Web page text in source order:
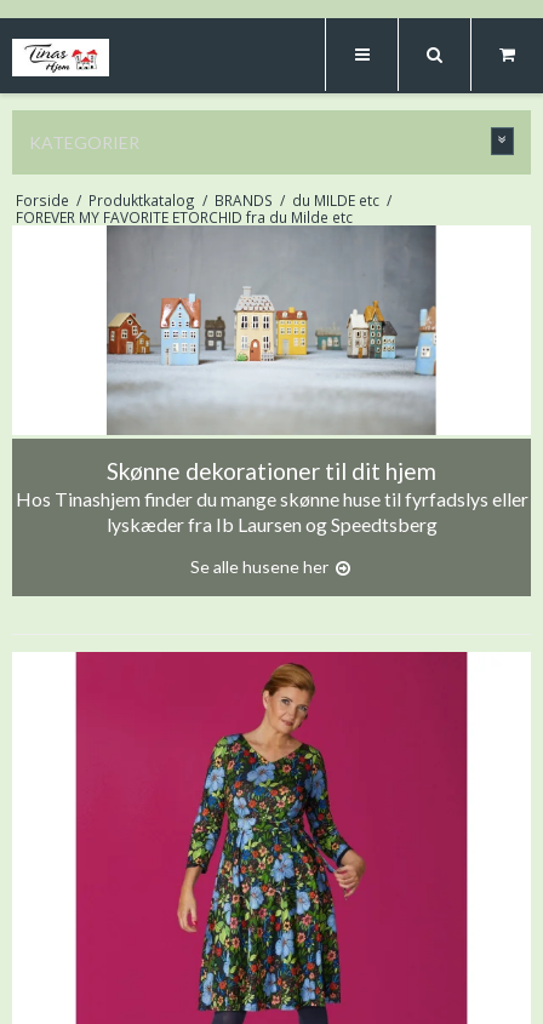
KATEGORIER
Forside / Produktkatalog / BRANDS / du MILDE etc /
FOREVER MY FAVORITE ETORCHID fra du Milde etc
Skønne dekorationer til dit hjem
Hos Tinashjem finder du mange skønne huse til fyrfadslys eller
lyskæder fra Ib Laursen og Speedtsberg
Se alle husene her